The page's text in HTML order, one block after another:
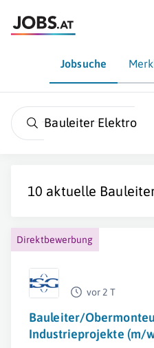
Jobsuche
Bauleiter Elektro
10 aktuelle
Direktbewerbung
vor 2 T
Bauleiter/
Industrieprojekte (m/